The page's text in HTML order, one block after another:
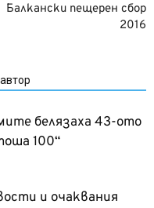
Балкански пещерен сбор
2016
белязаха 43-ото
100“
и очаквания